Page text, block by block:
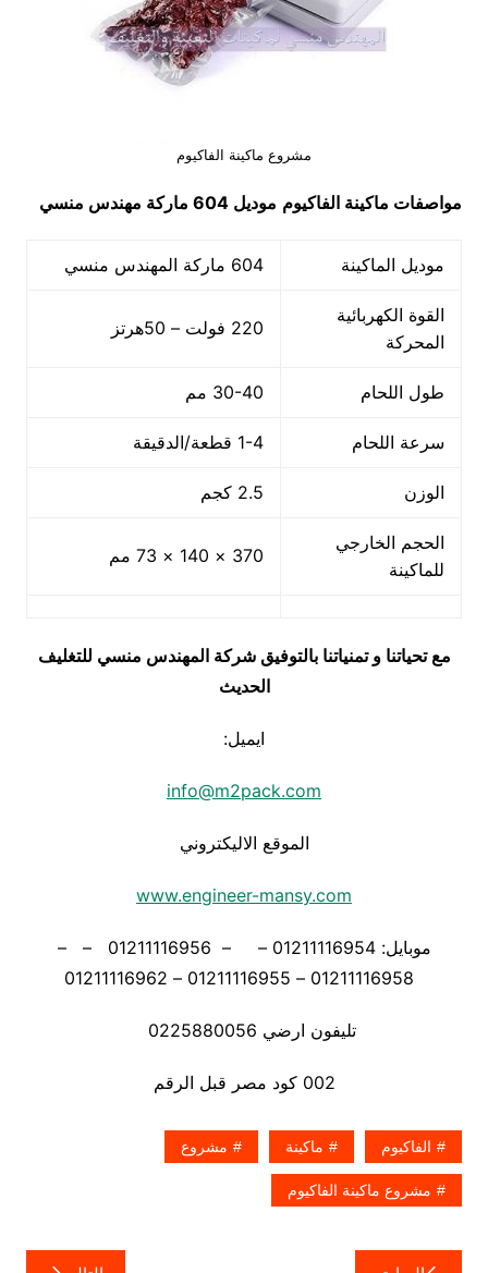
مشروع ماكينة الفاكيوم
مواصفات ماكينة الفاكيوم موديل 604 ماركة مهندس منسي
موديل الماكينة 604 ماركة المهندس منسي
القوة الكهربائية
المحركة
220 فولت – 50هرتز
طول اللحام 30-40 مم
سرعة اللحام 1-4 قطعة/الدقيقة
الوزن 2.5 كجم
الحجم الخارجي
للماكينة
370 × 140 × 73 مم
مع تحياتنا و تمنياتنا بالتوفيق شركة المهندس منسي للتغليف
الحديث
ايميل:
info@m2pack.com
الموقع الاليكتروني
www.engineer-mansy.com
موبايل: 01211116954 – – 01211116956 – –
تليفون ارضي 0225880056
002 كود مصر قبل الرقم
الفاكيوم ماكينة مشروع
مشروع ماكينة الفاكيوم
تصفّح